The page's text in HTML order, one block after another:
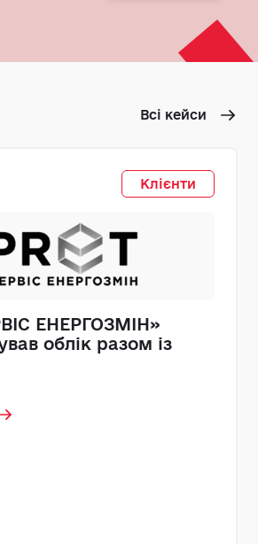
Всі кейси
Клієнти
ЕНЕРГОЗМІН»
облік разом із